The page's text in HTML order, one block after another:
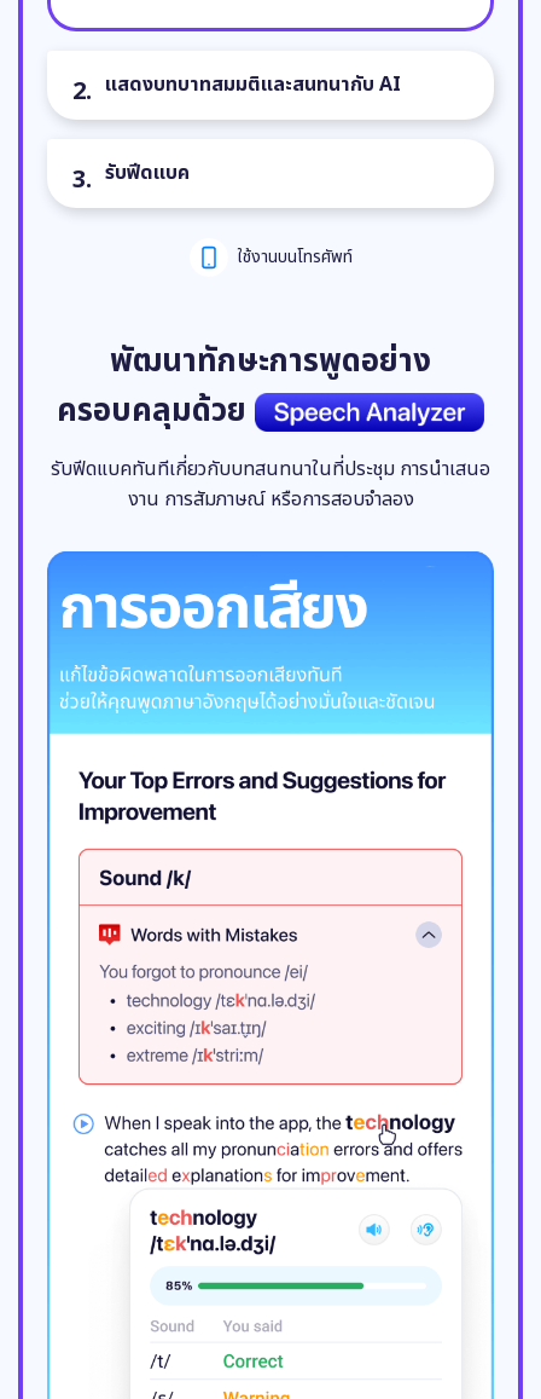
แสดงบทบาทสมมติและสนทนากับ AI
รับฟีดแบค
ใช้งานบนโทรศัพท์
พัฒนาทักษะการพูดอย่าง
ครอบคลุมด้วย
รับฟีดแบคทันทีเกี่ยวกับบทสนทนาในที่ประชุม การนำเสนอ
งาน การสัมภาษณ์ หรือการสอบจำลอง